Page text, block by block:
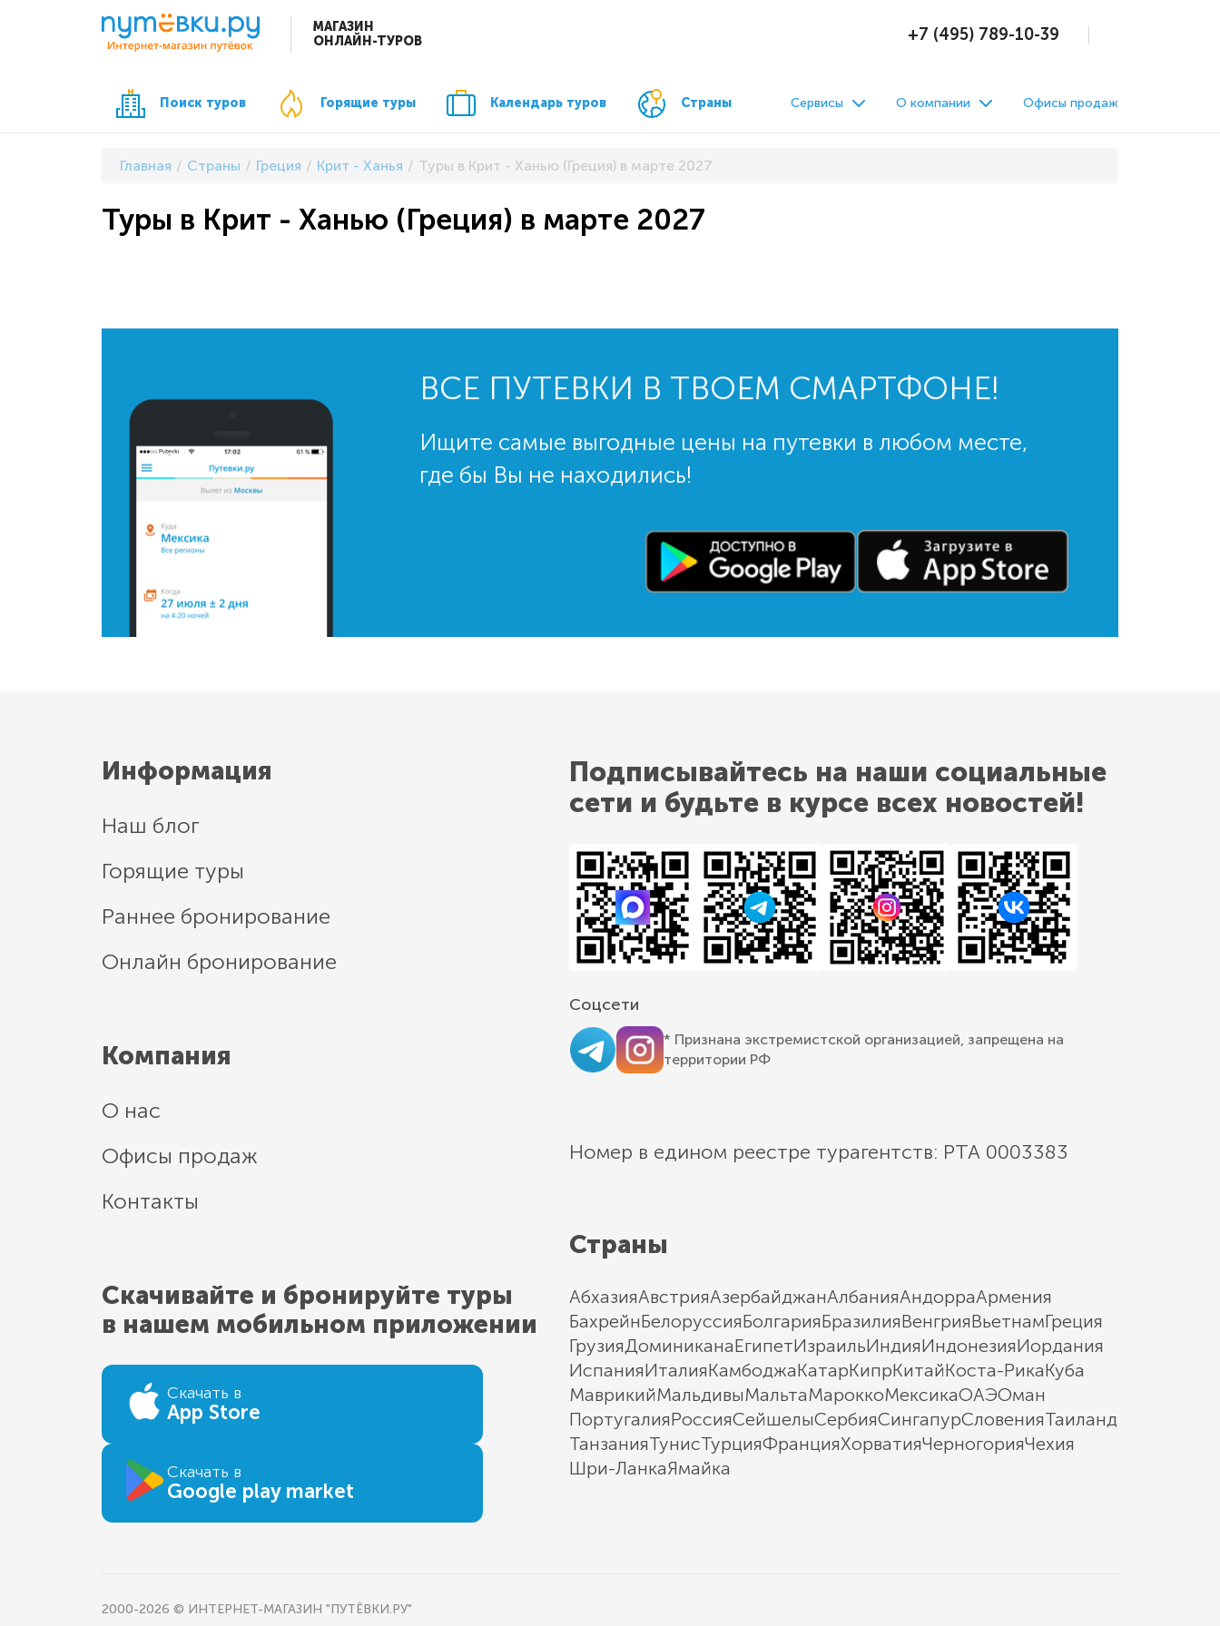
МАГАЗИН
ОНЛАЙН-ТУРОВ
+7 (495) 789-10-39
Поиск туров Горящие туры Календарь туров Страны Сервисы О компании Офисы продаж
Главная Страны Греция Крит - Ханья Туры в Крит - Ханью (Греция) в марте 2027
Туры в Крит - Ханью (Греция) в марте 2027
ВСЕ ПУТЕВКИ В ТВОЕМ СМАРТФОНЕ!
Ищите самые выгодные цены на путевки в любом месте,
где бы Вы не находились!
Информация
Наш блог
Горящие туры
Раннее бронирование
Онлайн бронирование
Компания
О нас
Офисы продаж
Контакты
Скачивайте и бронируйте туры
в нашем мобильном приложении
Скачать в
App Store
Скачать в
Google play market
Подписывайтесь на наши социальные
сети и будьте в курсе всех новостей!
Соцсети
* Признана экстремистской организацией, запрещена на
территории РФ
Номер в едином реестре турагентств: РТА 0003383
Страны
АбхазияАвстрияАзербайджанАлбанияАндорраАрмения
БахрейнБелоруссияБолгарияБразилияВенгрияВьетнамГреция
ГрузияДоминиканаЕгипетИзраильИндияИндонезияИордания
ИспанияИталияКамбоджаКатарКипрКитайКоста-РикаКуба
МаврикийМальдивыМальтаМароккоМексикаОАЭОман
ПортугалияРоссияСейшелыСербияСингапурСловенияТаиланд
ТанзанияТунисТурцияФранцияХорватияЧерногорияЧехия
Шри-ЛанкаЯмайка
2000-2026 © ИНТЕРНЕТ-МАГАЗИН "ПУТЁВКИ.РУ"